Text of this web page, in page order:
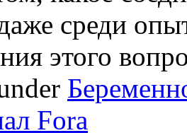
среди
этого